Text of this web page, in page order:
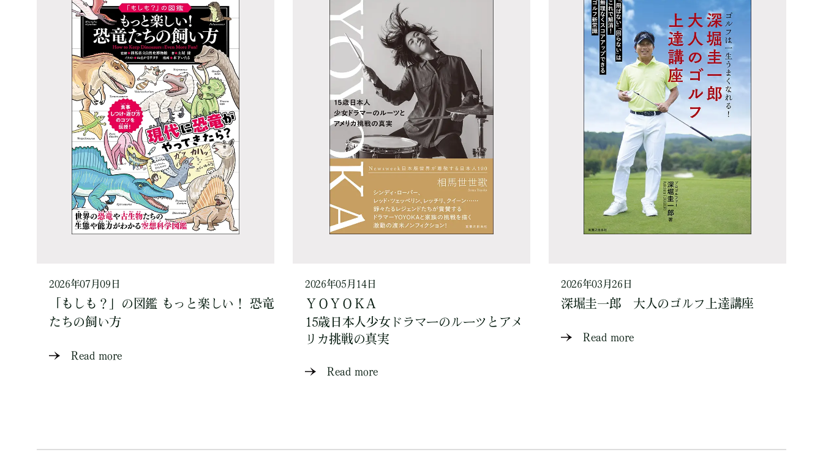
2026年07月09日
「もしも？」の図鑑 もっと楽しい！ 恐竜
たちの飼い方
Read more
2026年05月14日
ＹＯＹＯＫＡ
15歳日本人少女ドラマーのルーツとアメ
リカ挑戦の真実
Read more
2026年03月26日
深堀圭一郎 大人のゴルフ上達講座
Read more